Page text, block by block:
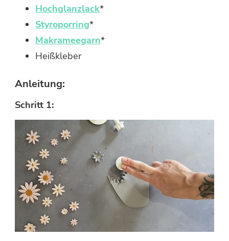
Hochglanzlack*
Styroporring*
Makrameegarn*
Heißkleber
Anleitung:
Schritt 1: